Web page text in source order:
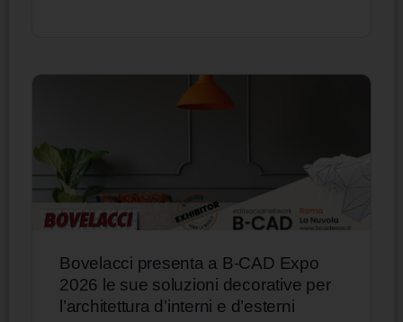
Bovelacci presenta a B-CAD Expo
2026 le sue soluzioni decorative per
l’architettura d’interni e d’esterni